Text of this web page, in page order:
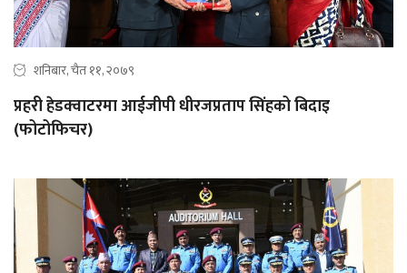
शनिबार, चैत ११, २०७९
प्रहरी हेडक्वाटरमा आईजीपी धीरजप्रताप सिंहको बिदाइ
(फोटोफिचर)